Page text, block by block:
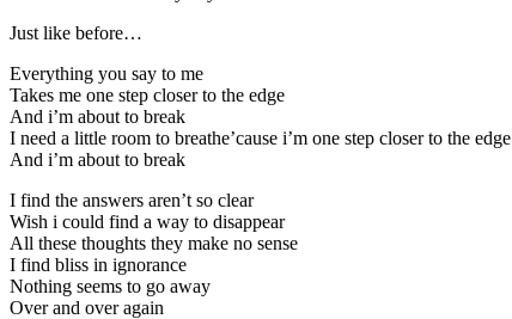
Just like before…
Everything you say to me
Takes me one step closer to the edge
And i’m about to break
I need a little room to breathe’cause i’m one step closer to the edge
And i’m about to break
I find the answers aren’t so clear
Wish i could find a way to disappear
All these thoughts they make no sense
I find bliss in ignorance
Nothing seems to go away
Over and over again